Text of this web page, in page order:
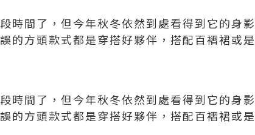
時間了，但今年秋冬依然到處看得到它的身
的方頭款式都是穿搭好夥伴，搭配百褶裙或
時間了，但今年秋冬依然到處看得到它的身
的方頭款式都是穿搭好夥伴，搭配百褶裙或